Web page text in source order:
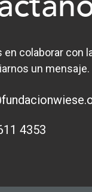
colaborar con
un mensaje.
4353